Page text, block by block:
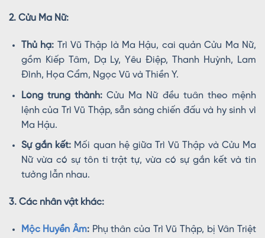
2. Cửu Ma Nữ:
Thủ hạ: Trì Vũ Thập là Ma Hậu, cai quản Cửu Ma Nữ,
gồm Kiếp Tâm, Dạ Ly, Yêu Điệp, Thanh Huỳnh, Lam
Đình, Họa Cẩm, Ngọc Vũ và Thiền Y.
Lòng trung thành: Cửu Ma Nữ đều tuân theo mệnh
lệnh của Trì Vũ Thập, sẵn sàng chiến đấu và hy sinh vì
Ma Hậu.
Sự gắn kết: Mối quan hệ giữa Trì Vũ Thập và Cửu Ma
Nữ vừa có sự tôn ti trật tự, vừa có sự gắn kết và tin
tưởng lẫn nhau.
3. Các nhân vật khác:
Mộc Huyền Âm: Phụ thân của Trì Vũ Thập, bị Vân Triệt